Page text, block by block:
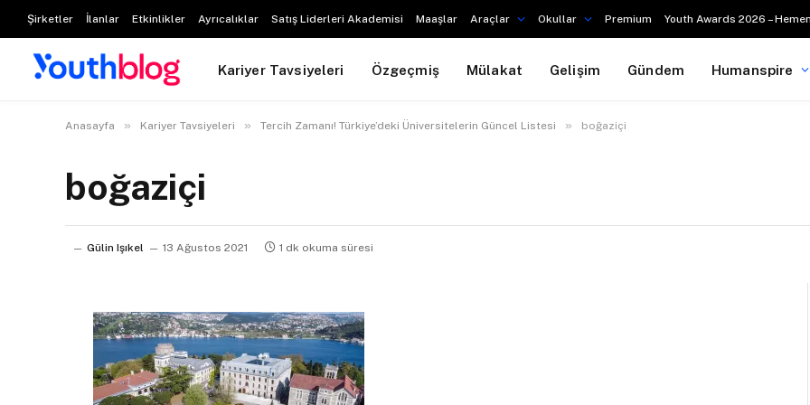
Şirketler İlanlar Etkinlikler Ayrıcalıklar Satış Liderleri Akademisi Maaşlar Araçlar Okullar Premium Youth Awards 2026 –
Kariyer Tavsiyeleri Özgeçmiş Mülakat Gelişim Gündem Humanspire
Anasayfa » Kariyer Tavsiyeleri » Tercih Zamanı! Türkiye’deki Üniversitelerin Güncel Listesi » boğaziçi
boğaziçi
Gülin Işıkel 13 Ağustos 2021 1 dk okuma süresi